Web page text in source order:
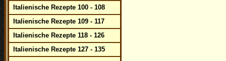
Italienische Rezepte 100 - 108
Italienische Rezepte 109 - 117
Italienische Rezepte 118 - 126
Italienische Rezepte 127 - 135